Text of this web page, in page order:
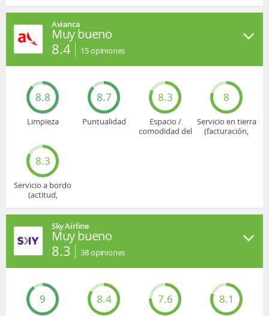
Avianca
Muy bueno
8.4 15opiniones
8.8
Limpieza
8.7
Puntualidad
8.3
Espacio /
comodidad del
8
Servicio en tierra
(facturación,
8.3
Servicio a bordo
(actitud,
Sky Airline
Muy bueno
8.3 38opiniones
9 8.4 7.6 8.1